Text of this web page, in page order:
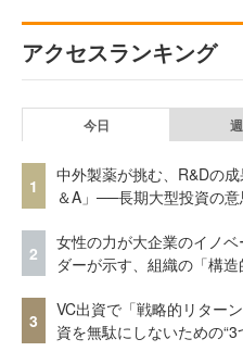
アクセスランキング
今日
1
中外製薬が挑む、R&Dの
＆A」──長期大型投資の
2
女性の力が大企業のイノ
ダーが示す、組織の「構
3
VC出資で「戦略的リター
資を無駄にしないための“3